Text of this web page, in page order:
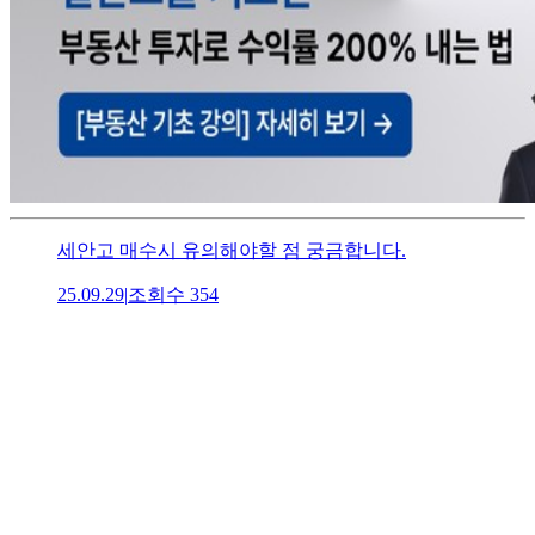
세안고 매수시 유의해야할 점 궁금합니다.
25.09.29|조회수 354